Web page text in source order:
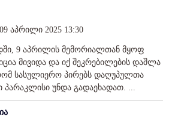
აპრილი 2025 13:30
9 აპრილის მემორიალთან მყოფ
მივიდა და იქ შეკრებილების დაშლა
სასულიერო პირებს დაღუპულთა
პარაკლისი უნდა გადაეხადათ. ...